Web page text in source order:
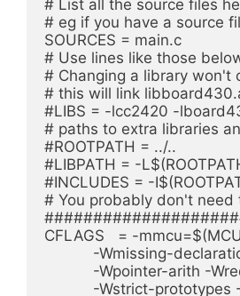
# List all the source files
# eg if you have a source
SOURCES = main.c
# Use lines like those
# Changing a library won't
# this will link
#LIBS = -lcc2420 -
# paths to extra libraries
#ROOTPATH = ../..
#LIBPATH = -
#INCLUDES = -
# You probably don't
CFLAGS   = -